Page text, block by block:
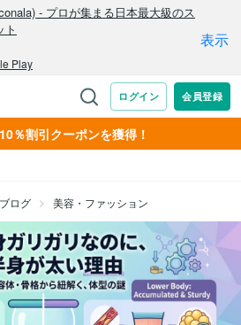
％割引クーポンを獲得！
ブログ 美容・ファッション